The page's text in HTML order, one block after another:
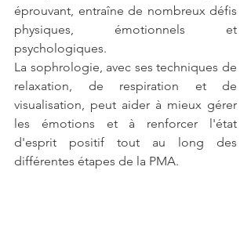
éprouvant, entraîne de nombreux défis
physiques, émotionnels et
psychologiques.
La sophrologie, avec ses techniques de
relaxation, de respiration et de
visualisation, peut aider à mieux gérer
les émotions et à renforcer l'état
d'esprit positif tout au long des
différentes étapes de la PMA.